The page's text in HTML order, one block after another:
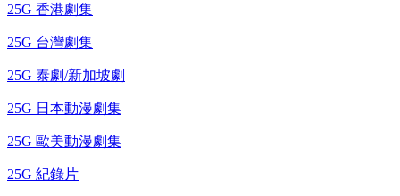
25G 香港劇集
25G 台灣劇集
25G 泰劇/新加坡劇
25G 日本動漫劇集
25G 歐美動漫劇集
25G 紀錄片